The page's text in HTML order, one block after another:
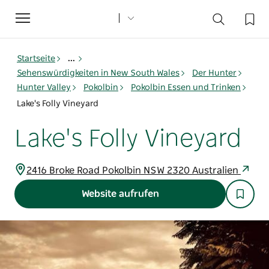
Toggle
navigation
Startseite
...
Sehenswürdigkeiten in New South Wales
Der Hunter
Hunter Valley
Pokolbin
Pokolbin Essen und Trinken
Lake's Folly Vineyard
Lake's Folly Vineyard
2416 Broke Road Pokolbin NSW 2320 Australien
Website aufrufen